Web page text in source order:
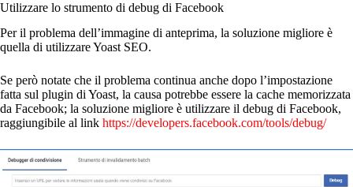
Utilizzare lo strumento di debug di Facebook
Per il problema dell’immagine di anteprima, la soluzione migliore è
quella di utilizzare Yoast SEO.
Se però notate che il problema continua anche dopo l’impostazione
fatta sul plugin di Yoast, la causa potrebbe essere la cache memorizzata
da Facebook; la soluzione migliore è utilizzare il debug di Facebook,
raggiungibile al link https://developers.facebook.com/tools/debug/